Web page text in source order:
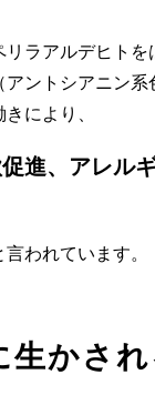
ラアルデヒトを
ントシアニン系
により、
進、アレル
われています。
かされ